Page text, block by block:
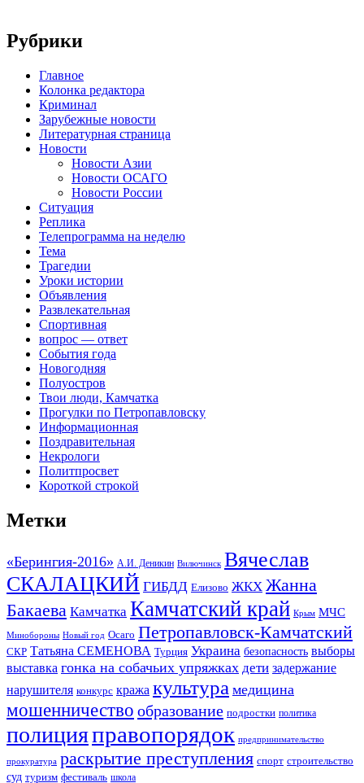
Рубрики
Главное
Колонка редактора
Криминал
Зарубежные новости
Литературная страница
Новости
Новости Азии
Новости ОСАГО
Новости России
Ситуация
Реплика
Телепрограмма на неделю
Тема
Трагедии
Уроки истории
Объявления
Развлекательная
Спортивная
вопрос — ответ
События года
Новогодняя
Полуостров
Твои люди, Камчатка
Прогулки по Петропавловску
Информационная
Поздравительная
Некрологи
Политпросвет
Короткой строкой
Метки
«Берингия-2016» А.И. Деникин Вилючинск Вячеслав
СКАЛАЦКИЙ ГИБДД Елизово ЖКХ Жанна
Бакаева Камчатка Камчатский край Крым МЧС
Минобороны Новый год Осаго Петропавловск-Камчатский
СКР Татьяна СЕМЕНОВА Турция Украина безопасность выборы
выставка гонка на собачьих упряжках дети задержание
нарушителя конкурс кража культура медицина
мошенничество образование подростки политика
полицияправопорядок предпринимательство
прокуратура раскрытие преступления спорт строительство
суд туризм фестиваль школа